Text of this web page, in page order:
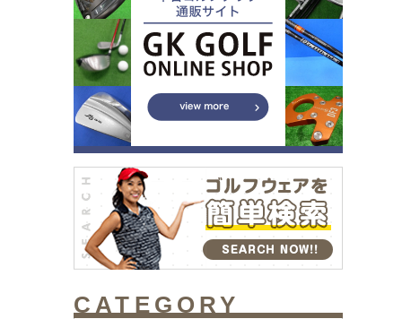
CATEGORY